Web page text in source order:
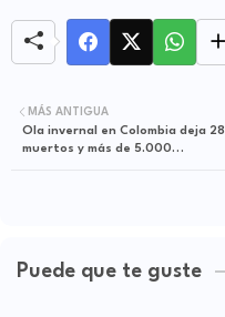
MÁS ANTIGUA
Ola invernal en Colombia deja 28
muertos y más de 5.000
Puede que te guste